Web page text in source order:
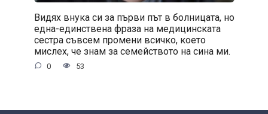
Видях внука си за първи път в болницата, но
една-единствена фраза на медицинската
сестра съвсем промени всичко, което
мислех, че знам за семейството на сина ми.
0 53